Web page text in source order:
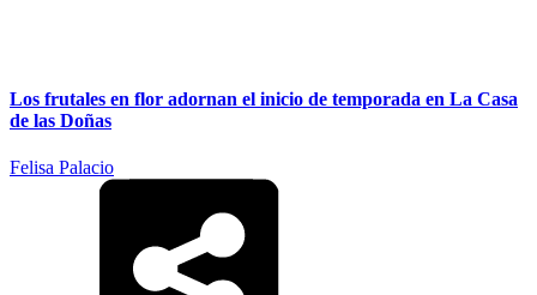
Los frutales en flor adornan el inicio de temporada en La Casa
de las Doñas
Felisa Palacio